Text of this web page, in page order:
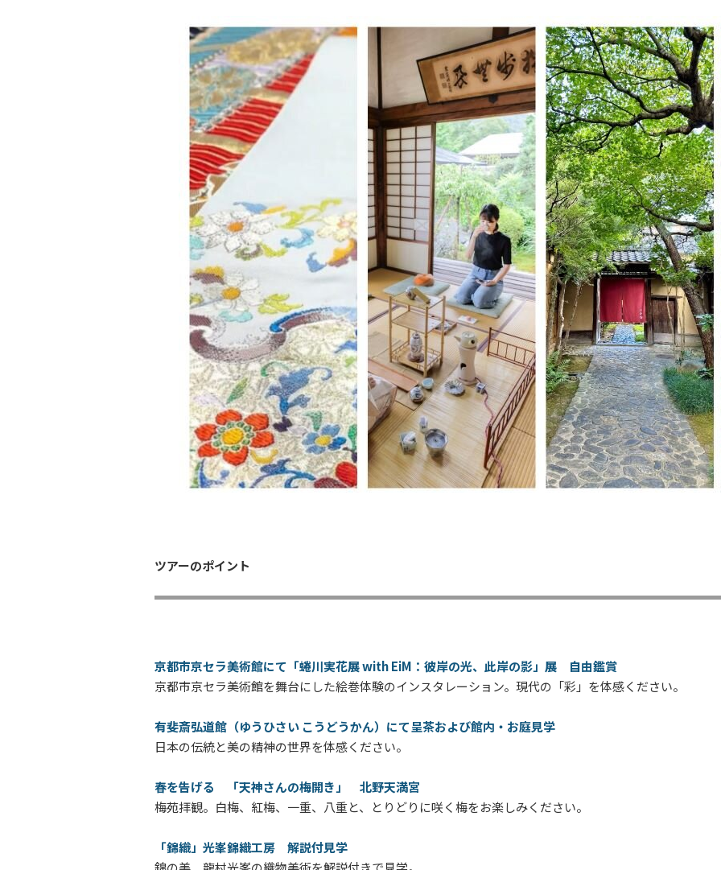
ツアーのポイント
京都市京セラ美術館にて「蜷川実花展 with EiM：彼岸の光、此岸の影」展 自由鑑賞
京都市京セラ美術館を舞台にした絵巻体験のインスタレーション。現代の「彩」を体感ください。
有斐斎弘道館（ゆうひさい こうどうかん）にて呈茶および館内・お庭見学
日本の伝統と美の精神の世界を体感ください。
春を告げる 「天神さんの梅開き」 北野天満宮
梅苑拝観。白梅、紅梅、一重、八重と、とりどりに咲く梅をお楽しみください。
「錦織」光峯錦織工房 解説付見学